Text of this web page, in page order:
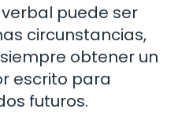
puede ser
circunstancias,
obtener un
escrito para
futuros.